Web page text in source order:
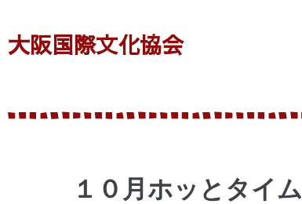
大阪国際文化協会
１０月ホッとタイム